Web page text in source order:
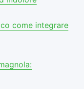
come integrare